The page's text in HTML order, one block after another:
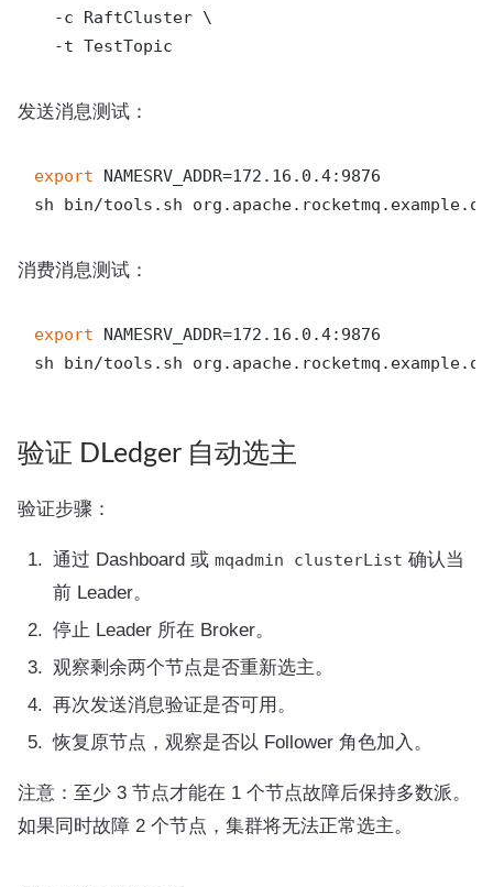
  -c RaftCluster \
发送消息测试：
export NAMESRV_ADDR=172.16.0.4:9876
消费消息测试：
export NAMESRV_ADDR=172.16.0.4:9876
验证 DLedger 自动选主
验证步骤：
通过 Dashboard 或 mqadmin clusterList 确认当
前 Leader。
停止 Leader 所在 Broker。
观察剩余两个节点是否重新选主。
再次发送消息验证是否可用。
恢复原节点，观察是否以 Follower 角色加入。
注意：至少 3 节点才能在 1 个节点故障后保持多数派。
如果同时故障 2 个节点，集群将无法正常选主。